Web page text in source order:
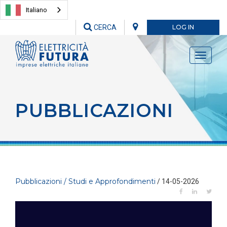
Italiano
LOG IN
CERCA
Toggle
PUBBLICAZIONI
Pubblicazioni / Studi e Approfondimenti / 14-05-2026